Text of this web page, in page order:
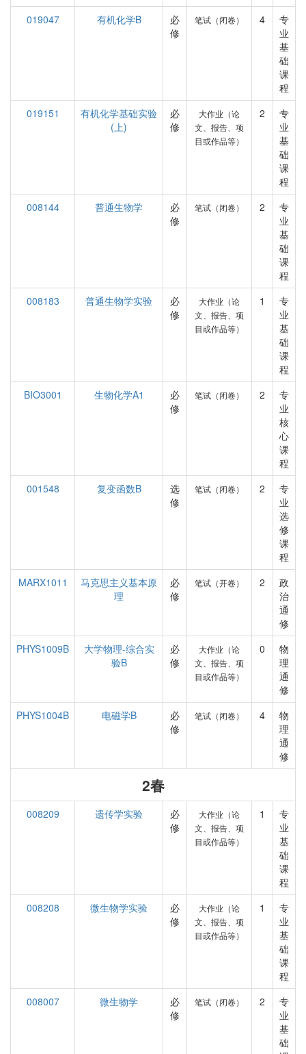
019047
有机化学B
必
修
笔试（闭卷） 4
专
业
基
础
课
程
019151
有机化学基础实验
(上)
必
修
大作业（论
文、报告、项
目或作品等）
2
专
业
基
础
课
程
008144
普通生物学
必
修
笔试（闭卷） 2
专
业
基
础
课
程
008183
普通生物学实验
必
修
大作业（论
文、报告、项
目或作品等）
1
专
业
基
础
课
程
BIO3001
生物化学A1
必
修
笔试（闭卷） 2
专
业
核
心
课
程
001548
复变函数B
选
修
笔试（闭卷） 2
专
业
选
修
课
程
MARX1011
马克思主义基本原
理
必
修
笔试（开卷） 2
政
治
通
修
PHYS1009B
大学物理-综合实
验B
必
修
大作业（论
文、报告、项
目或作品等）
0
物
理
通
修
PHYS1004B
电磁学B
必
修
笔试（闭卷） 4
物
理
通
修
2春
008209 遗传学实验
必
修
大作业（论
文、报告、项
目或作品等）
1
专
业
基
础
课
程
008208
微生物学实验
必
修
大作业（论
文、报告、项
目或作品等）
1
专
业
基
础
课
程
008007
微生物学
必
修
笔试（闭卷） 2
专
业
基
础